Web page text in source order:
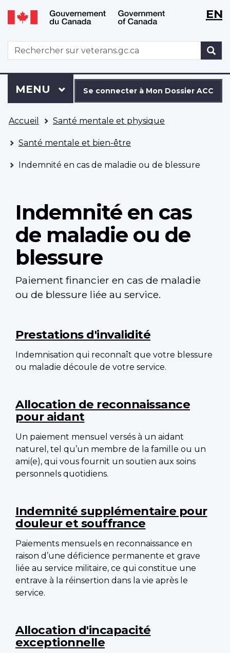
Aller
au
principal
Passer
à
version
HTML
simplifiée
WxT
WxTEN
WxT
Search
form
connecter
à
Dossier
ACC
Se connecter à Mon Dossier ACC
Menu
MENU PRINCIPAL
êtes
ici
Accueil Santé mentale et physique
Santé mentale et bien-être
Indemnité en cas de maladie ou de blessure
Indemnité en cas
de maladie ou de
blessure
Paiement financier en cas de maladie
ou de blessure liée au service.
navigation
Prestations d'invalidité
Indemnisation qui reconnaît que votre blessure
ou maladie découle de votre service.
Allocation de reconnaissance
pour aidant
Un paiement mensuel versés à un aidant
naturel, tel qu’un membre de la famille ou un
ami(e), qui vous fournit un soutien aux soins
personnels quotidiens.
Indemnité supplémentaire pour
douleur et souffrance
Paiements mensuels en reconnaissance en
raison d’une déficience permanente et grave
liée au service militaire, ce qui constitue une
entrave à la réinsertion dans la vie après le
service.
Allocation d'incapacité
exceptionnelle